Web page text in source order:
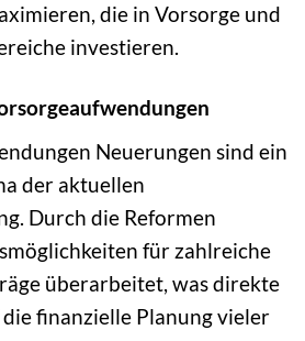
die in Vorsorge und
investieren.
Neuerungen sind ein
der aktuellen
Durch die Reformen
für zahlreiche
überarbeitet, was direkte
finanzielle Planung vieler